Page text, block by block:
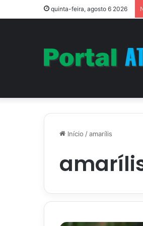
quinta-feira, agosto 6 2026
Início /amarílis